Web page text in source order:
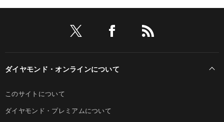
ダイヤモンド・オンラインについて
このサイトについて
ダイヤモンド・プレミアムについて